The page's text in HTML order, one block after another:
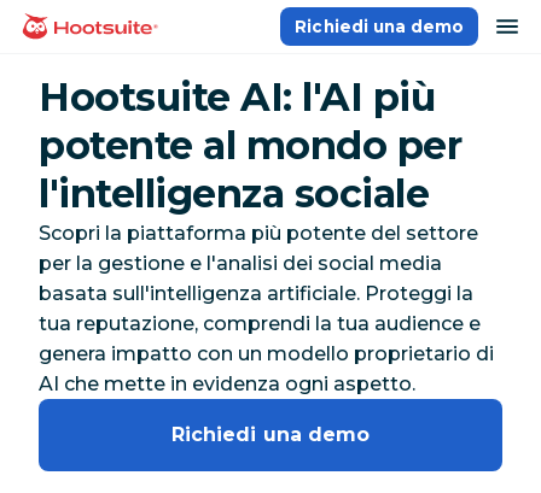
Salta
Homepage
Richiedi una demo
Hootsuite AI: l'AI più
potente al mondo per
l'intelligenza sociale
Scopri la piattaforma più potente del settore
per la gestione e l'analisi dei social media
basata sull'intelligenza artificiale. Proteggi la
tua reputazione, comprendi la tua audience e
genera impatto con un modello proprietario di
AI che mette in evidenza ogni aspetto.
Richiedi una demo